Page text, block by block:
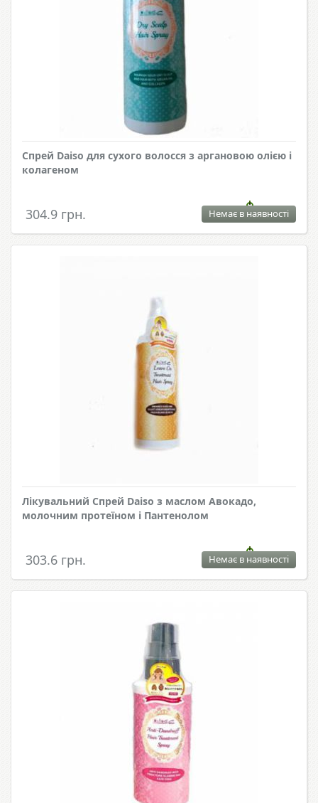
Спрей Daiso для сухого волосся з аргановою олією і
колагеном
304.9 грн. Немає в наявності
Лікувальний Спрей Daiso з маслом Авокадо,
молочним протеїном і Пантенолом
303.6 грн. Немає в наявності